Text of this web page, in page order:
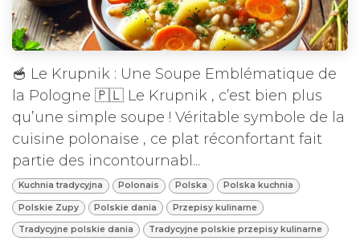
🥣 Le Krupnik : Une Soupe Emblématique de
la Pologne 🇵🇱 Le Krupnik , c’est bien plus
qu’une simple soupe ! Véritable symbole de la
cuisine polonaise , ce plat réconfortant fait
partie des incontournabl...
Kuchnia tradycyjna Polonais Polska Polska kuchnia
Polskie Zupy Polskie dania Przepisy kulinarne
Tradycyjne polskie dania Tradycyjne polskie przepisy kulinarne